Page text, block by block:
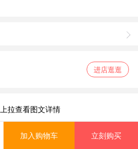
上拉返回商品详情
进店逛逛
上拉查看图文详情
加入购物车 立刻购买